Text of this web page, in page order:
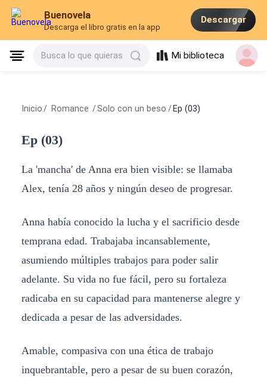
Buenovela
Descarga el libro gratis en la app
Descargar
Busca lo que quieras Mi biblioteca
Inicio / Romance /Solo con un beso / Ep (03)
Ep (03)
La 'mancha' de Anna era bien visible: se llamaba
Alex, tenía 28 años y ningún deseo de progresar.
Anna había conocido la lucha y el sacrificio desde
temprana edad. Trabajaba incansablemente,
asumiendo múltiples trabajos para poder salir
adelante. Su vida no fue fácil, pero su fortaleza
radicaba en su capacidad para mantenerse alegre y
dedicada a pesar de las adversidades.
Amable, compasiva con una ética de trabajo
inquebrantable, pero a pesar de su buen corazón,